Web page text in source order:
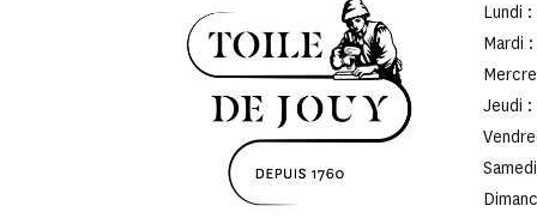
Lundi
Mardi :
Jeudi :